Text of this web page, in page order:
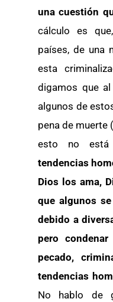
una cuestión
cálculo es
países, de una
esta
digamos que
algunos de
pena de muerte
esto no
tendencias
Dios los ama,
que algunos
debido a
pero
pecado,
tendencias
No hablo de